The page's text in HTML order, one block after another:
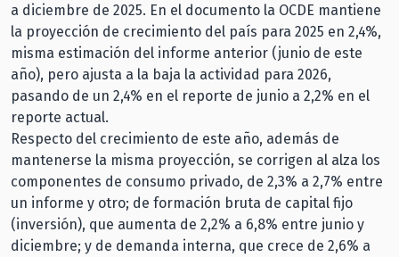
a diciembre de 2025. En el documento la OCDE mantiene
la proyección de crecimiento del país para 2025 en 2,4%,
misma estimación del informe anterior (junio de este
año), pero ajusta a la baja la actividad para 2026,
pasando de un 2,4% en el reporte de junio a 2,2% en el
reporte actual.
Respecto del crecimiento de este año, además de
mantenerse la misma proyección, se corrigen al alza los
componentes de consumo privado, de 2,3% a 2,7% entre
un informe y otro; de formación bruta de capital fijo
(inversión), que aumenta de 2,2% a 6,8% entre junio y
diciembre; y de demanda interna, que crece de 2,6% a